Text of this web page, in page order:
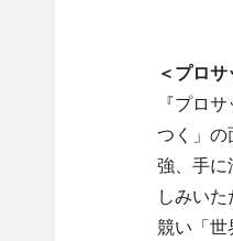
＜プロ
『プロ
つく」の
強、手に
しみい
競い「世